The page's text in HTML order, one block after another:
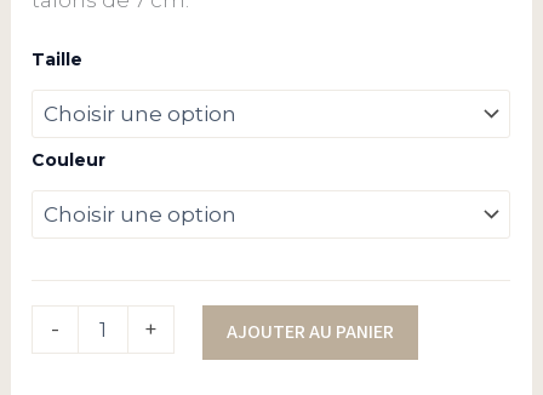
Taille
Couleur
- + AJOUTER AU PANIER